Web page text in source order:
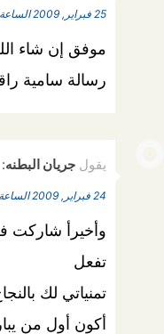
25 فبراير, 2009 الساعة 12:22 ص
موفق إن شاء
رسالة سامية
يقول جريان البطنه:
24 فبراير, 2009 الساعة 11:06 م
وأخيرأ شاركت
تفعل
تمنياتي لك
أكون أول من